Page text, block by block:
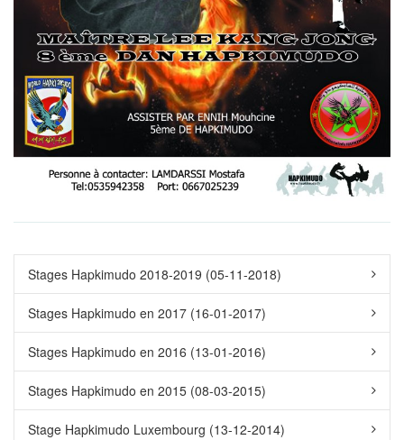
Stages Hapkimudo 2018-2019 (05-11-2018)
Stages Hapkimudo en 2017 (16-01-2017)
Stages Hapkimudo en 2016 (13-01-2016)
Stages Hapkimudo en 2015 (08-03-2015)
Stage Hapkimudo Luxembourg (13-12-2014)